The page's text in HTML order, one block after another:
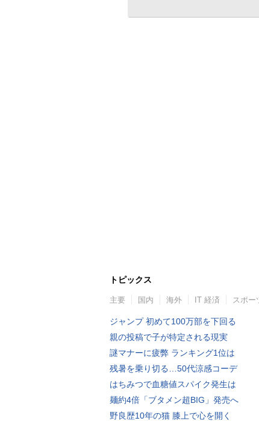
トピックス
主要 国内 海外 IT 経済 スポー
ジャンプ 初めて100万部を下回る
親の投稿で子が特定される現実
謎マナーに疲弊 ランキング1位は
残暑を乗り切る…50代涼感コーデ
はちみつで血糖値スパイク発生は
麺約4倍「ブタメン超BIG」発売へ
野良歴10年の猫 膝上で心を開く